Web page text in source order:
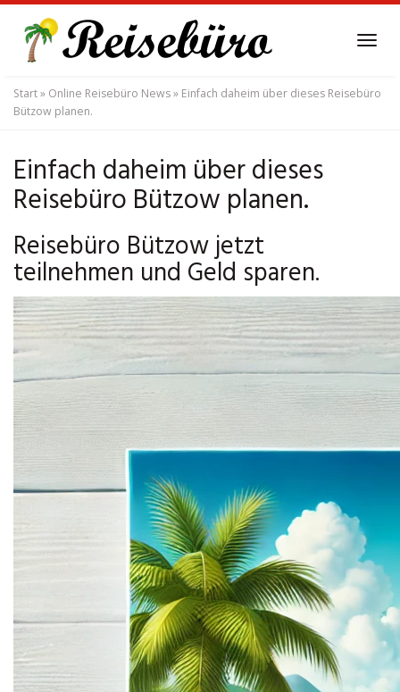
main
content
Start» Online Reisebüro News» Einfach daheim über dieses Reisebüro
Bützow planen.
Einfach daheim über dieses
Reisebüro Bützow planen.
Reisebüro Bützow jetzt
teilnehmen und Geld sparen.